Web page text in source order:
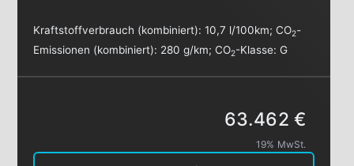
Kraftstoffverbrauch (kombiniert):10,7 l/100km;CO2-
Emissionen (kombiniert): 280 g/km;CO2-Klasse:G
63.462 €
19% MwSt.